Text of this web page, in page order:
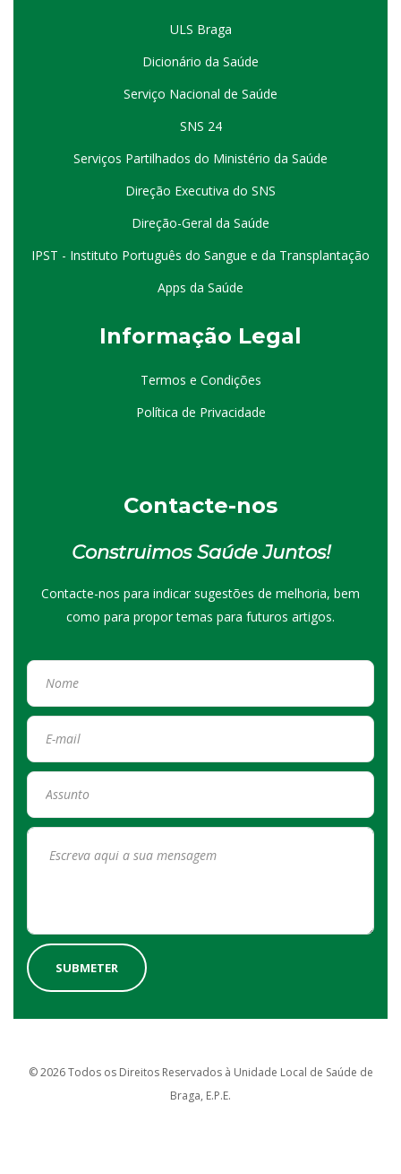
ULS Braga
Dicionário da Saúde
Serviço Nacional de Saúde
SNS 24
Serviços Partilhados do Ministério da Saúde
Direção Executiva do SNS
Direção-Geral da Saúde
IPST - Instituto Português do Sangue e da Transplantação
Apps da Saúde
Informação Legal
Termos e Condições
Política de Privacidade
Contacte-nos
Construimos Saúde Juntos!
Contacte-nos para indicar sugestões de melhoria, bem
como para propor temas para futuros artigos.
© 2026 Todos os Direitos Reservados à Unidade Local de Saúde de
Braga, E.P.E.